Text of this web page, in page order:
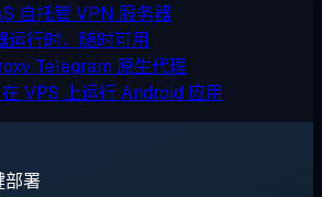
自托管 VPN 服务器
运行时，随时可用
Telegram 原生代理
在 VPS 上运行 Android 应用
部署